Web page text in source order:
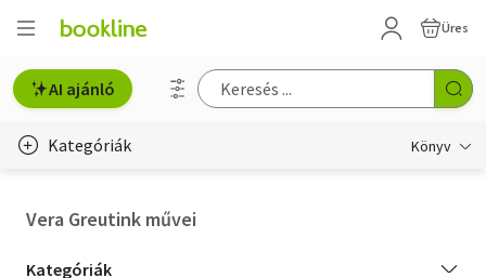
Üres
AI ajánló
Kategóriák Könyv
Vera Greutink művei
Kategória
Kategóriák